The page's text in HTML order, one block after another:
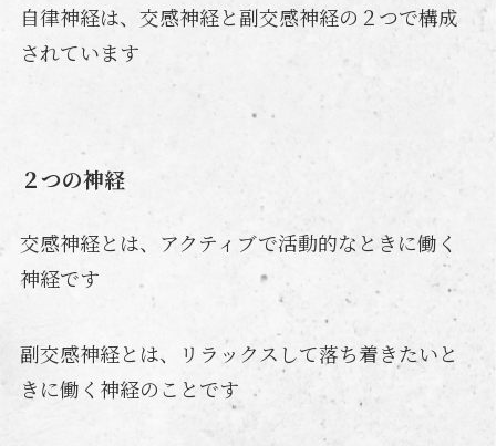
自律神経は、交感神経と副交感神経の２つで構成
されています
２つの神経
交感神経とは、アクティブで活動的なときに働く
神経です
副交感神経とは、リラックスして落ち着きたいと
きに働く神経のことです